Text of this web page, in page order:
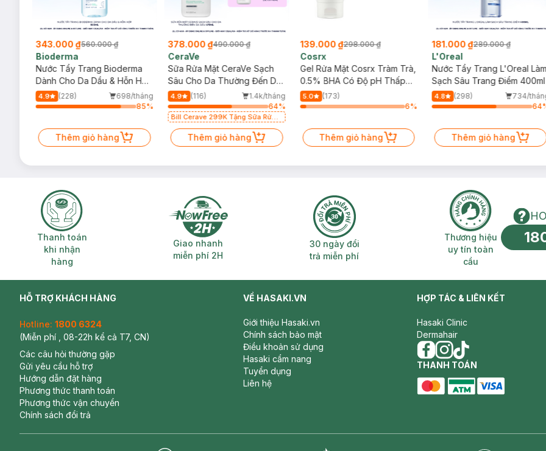
343.000 ₫560.000 ₫
Bioderma
Nước Tẩy Trang Bioderma
Dành Cho Da Dầu & Hỗn Hợp
500ml
4.9 (228)
698/tháng
85%
Thêm giỏ hàng
378.000 ₫490.000 ₫
CeraVe
Sữa Rửa Mặt CeraVe Sạch
Sâu Cho Da Thường Đến Da
Dầu 473ml
4.9 (116)
1.4k/tháng
64%
Bill Cerave 299K Tặng Sữa Rửa
Thêm giỏ hàng
139.000 ₫298.000 ₫
Cosrx
Gel Rửa Mặt Cosrx Tràm Trà,
0.5% BHA Có Độ pH Thấp
150ml
5.0
(173)
6%
Thêm giỏ hàng
181.000 ₫289.000 ₫
L'Oreal
Nước Tẩy Trang L'Oreal Làm
Sạch Sâu Trang Điểm 400ml
4.8 (298)
734/
64
Thêm giỏ hàng
Thanh toán khi nhận hàng
Thanh toán
khi nhận
hàng
Giao nhanh miễn phí 2H
Giao nhanh
miễn phí 2H
30 ngày đổi trả miễn phí
30 ngày đổi
trả miễn phí
Thương hiệu uy
Thương hiệu
uy tín toàn
cầu
HỖ TRỢ KHÁCH HÀNG
Hotline: 1800 6324
(Miễn phí , 08-22h kể cả T7, CN)
Các câu hỏi thường gặp
Gửi yêu cầu hỗ trợ
Hướng dẫn đặt hàng
Phương thức thanh toán
Phương thức vận chuyển
Chính sách đổi trả
VỀ HASAKI.VN
Giới thiệu Hasaki.vn
Chính sách bảo mật
Điều khoản sử dụng
Hasaki cẩm nang
Tuyển dụng
Liên hệ
HỢP TÁC & LIÊN KẾT
Hasaki Clinic
Dermahair
facebook
instagram
tiktok
THANH TOÁN